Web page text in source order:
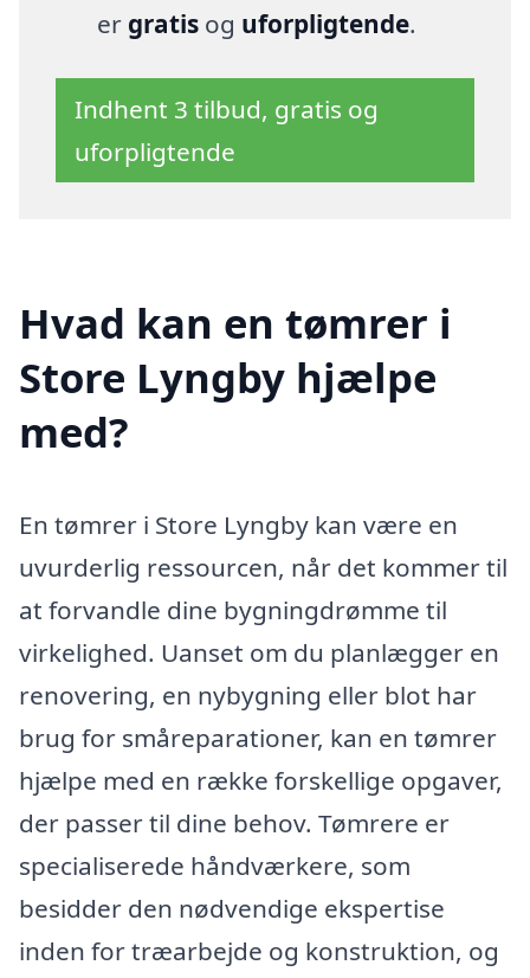
er gratisog uforpligtende.
Indhent 3 tilbud, gratis og
uforpligtende
Hvad kan en tømrer i
Store Lyngby hjælpe
med?
En tømrer i Store Lyngby kan være en
uvurderlig ressourcen, når det kommer til
at forvandle dine bygningdrømme til
virkelighed. Uanset om du planlægger en
renovering, en nybygning eller blot har
brug for småreparationer, kan en tømrer
hjælpe med en række forskellige opgaver,
der passer til dine behov. Tømrere er
specialiserede håndværkere, som
besidder den nødvendige ekspertise
inden for træarbejde og konstruktion, og